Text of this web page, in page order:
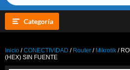
Categoría
Inicio /CONECTIVIDAD / Router / Mikrotik /
(HEX) SIN FUENTE